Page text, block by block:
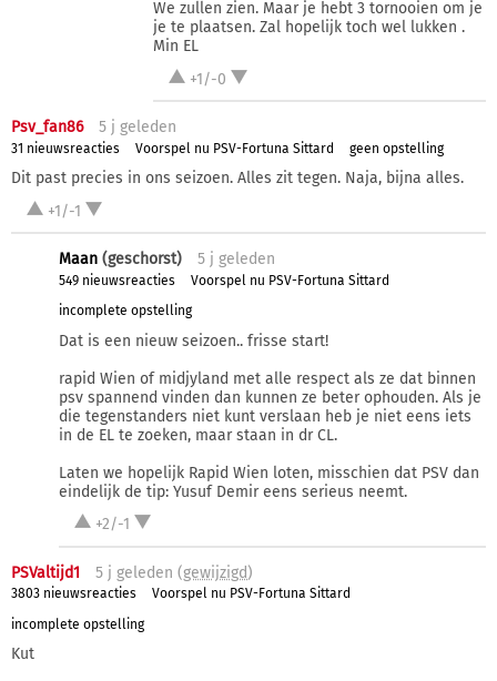
We zullen zien. Maar je hebt 3 tornooien om je
je te plaatsen. Zal hopelijk toch wel lukken .
Min EL
+1/-0
Psv_fan86 5 j geleden
31 nieuwsreacties Voorspel nu PSV-Fortuna Sittard geen opstelling
Dit past precies in ons seizoen. Alles zit tegen. Naja, bijna alles.
+1/-1
Maan(geschorst) 5 j geleden
549 nieuwsreacties
Voorspel nu PSV-Fortuna Sittard
incomplete opstelling
Dat is een nieuw seizoen.. frisse start!
rapid Wien of midjyland met alle respect als ze dat binnen
psv spannend vinden dan kunnen ze beter ophouden. Als je
die tegenstanders niet kunt verslaan heb je niet eens iets
in de EL te zoeken, maar staan in dr CL.
Laten we hopelijk Rapid Wien loten, misschien dat PSV dan
eindelijk de tip: Yusuf Demir eens serieus neemt.
+2/-1
PSValtijd1 5 j geleden (gewijzigd)
3803 nieuwsreacties
Voorspel nu PSV-Fortuna Sittard
incomplete opstelling
Kut